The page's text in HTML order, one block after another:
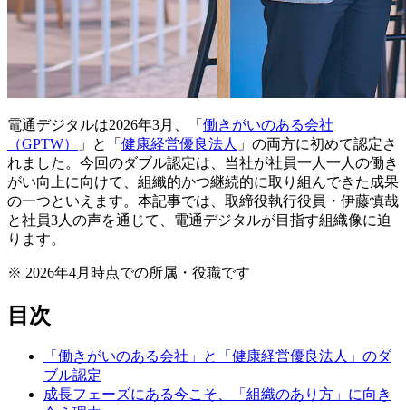
電通デジタルは2026年3月、「 働きがいのある会社
（GPTW）
」と「 健康経営優良法人 」の両方に初めて認定さ
れました。今回のダブル認定は、当社が社員一人一人の働き
がい向上に向けて、組織的かつ継続的に取り組んできた成果
の一つといえます。本記事では、取締役執行役員・伊藤慎哉
と社員3人の声を通じて、電通デジタルが目指す組織像に迫
ります。
※ 2026年4月時点での所属・役職です
目次
「働きがいのある会社」と「健康経営優良法⼈」のダ
ブル認定
成長フェーズにある今こそ、「組織のあり方」に向き